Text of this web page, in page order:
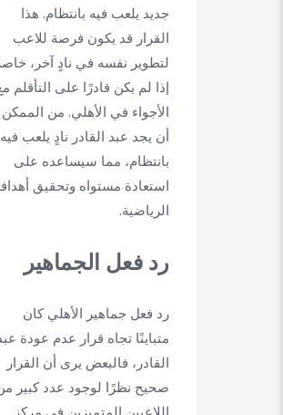
جديد يلعب فيه بانتظام. هذا
القرار قد يكون فرصة للاعب
لتطوير نفسه في نادٍ آخر،
إذا لم يكن قادرًا على التأقلم
الأجواء في الأهلي. من الممكن
أن يجد عبد القادر نادٍ يلعب فيه
بانتظام، مما سيساعده على
استعادة مستواه وتحقيق
الرياضية.
رد فعل الجماهير
رد فعل جماهير الأهلي كان
متباينًا تجاه قرار عدم عودة
القادر، فالبعض يرى أن القرار
صحيح نظرًا لوجود عدد كبير